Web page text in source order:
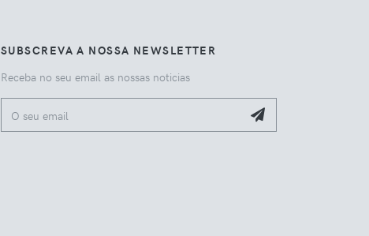
SUBSCREVA A NOSSA NEWSLETTER
Receba no seu email as nossas noticias